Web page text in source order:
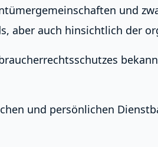
und
aber auch hinsichtlich der
und persönlichen